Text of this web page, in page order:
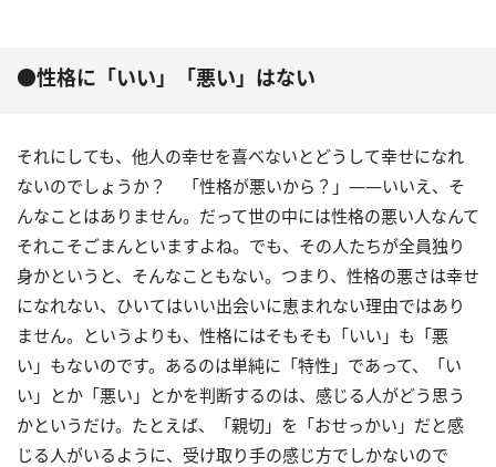
●性格に「いい」「悪い」はない
それにしても、他人の幸せを喜べないとどうして幸せになれ
ないのでしょうか？ 「性格が悪いから？」――いいえ、そ
んなことはありません。だって世の中には性格の悪い人なんて
それこそごまんといますよね。でも、その人たちが全員独り
身かというと、そんなこともない。つまり、性格の悪さは幸せ
になれない、ひいてはいい出会いに恵まれない理由ではあり
ません。というよりも、性格にはそもそも「いい」も「悪
い」もないのです。あるのは単純に「特性」であって、「い
い」とか「悪い」とかを判断するのは、感じる人がどう思う
かというだけ。たとえば、「親切」を「おせっかい」だと感
じる人がいるように、受け取り手の感じ方でしかないので